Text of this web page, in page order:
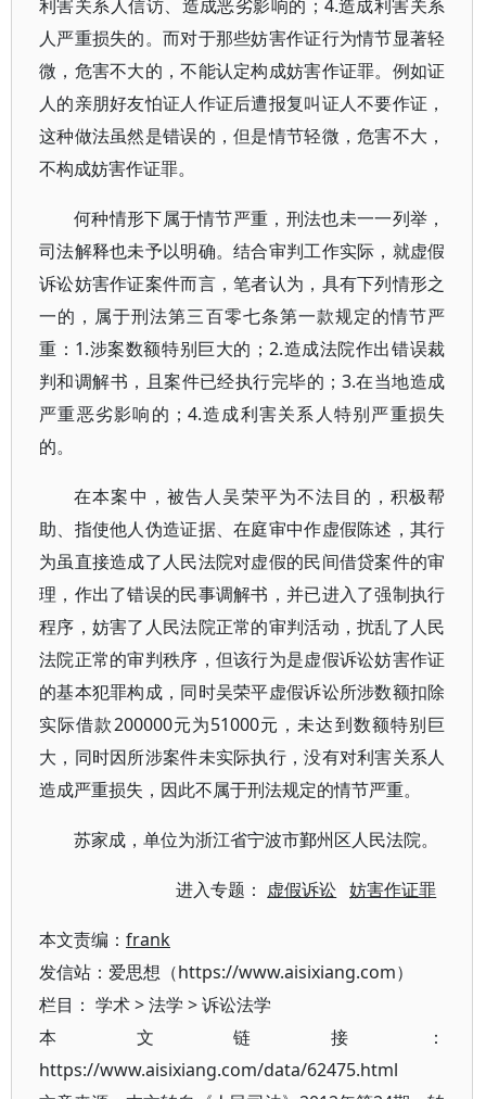
利害关系人信访、造成恶劣影响的；4.造成利害关系
人严重损失的。而对于那些妨害作证行为情节显著轻
微，危害不大的，不能认定构成妨害作证罪。例如证
人的亲朋好友怕证人作证后遭报复叫证人不要作证，
这种做法虽然是错误的，但是情节轻微，危害不大，
不构成妨害作证罪。
何种情形下属于情节严重，刑法也未一一列举，
司法解释也未予以明确。结合审判工作实际，就虚假
诉讼妨害作证案件而言，笔者认为，具有下列情形之
一的，属于刑法第三百零七条第一款规定的情节严
重：1.涉案数额特别巨大的；2.造成法院作出错误裁
判和调解书，且案件已经执行完毕的；3.在当地造成
严重恶劣影响的；4.造成利害关系人特别严重损失
的。
在本案中，被告人吴荣平为不法目的，积极帮
助、指使他人伪造证据、在庭审中作虚假陈述，其行
为虽直接造成了人民法院对虚假的民间借贷案件的审
理，作出了错误的民事调解书，并已进入了强制执行
程序，妨害了人民法院正常的审判活动，扰乱了人民
法院正常的审判秩序，但该行为是虚假诉讼妨害作证
的基本犯罪构成，同时吴荣平虚假诉讼所涉数额扣除
实际借款200000元为51000元，未达到数额特别巨
大，同时因所涉案件未实际执行，没有对利害关系人
造成严重损失，因此不属于刑法规定的情节严重。
苏家成，单位为浙江省宁波市鄞州区人民法院。
进入专题： 虚假诉讼 妨害作证罪
本文责编： frank
发信站：爱思想（https://www.aisixiang.com）
栏目： 学术>法学 >诉讼法学
本文链接：
https://www.aisixiang.com/data/62475.html